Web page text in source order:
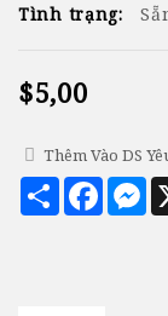
Tình trạng:
$5,00
Thêm Vào DS
Chia
sẻ